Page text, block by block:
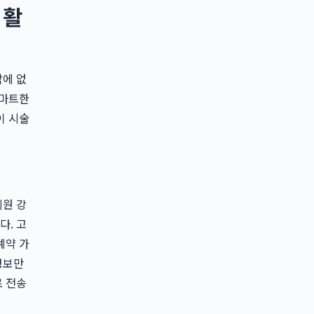
없
트한
시술
강
. 고
약 가
만
전송